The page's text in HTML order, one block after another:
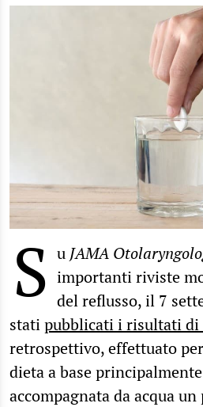
S u JAMA
importanti riviste
del reflusso, il 7
statipubblicati i risultati di
retrospettivo, effettuato
dieta a base
accompagnata da acqua